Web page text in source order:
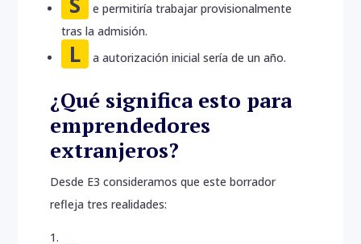
e permitiría trabajar provisionalmente
tras la admisión.
L a autorización inicial sería de un año.
¿Qué significa esto para
emprendedores
extranjeros?
Desde E3 consideramos que este borrador
refleja tres realidades: